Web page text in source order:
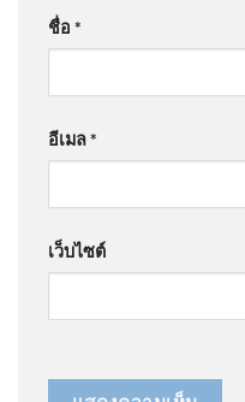
ชื่อ *
อีเมล*
เว็บไซต์